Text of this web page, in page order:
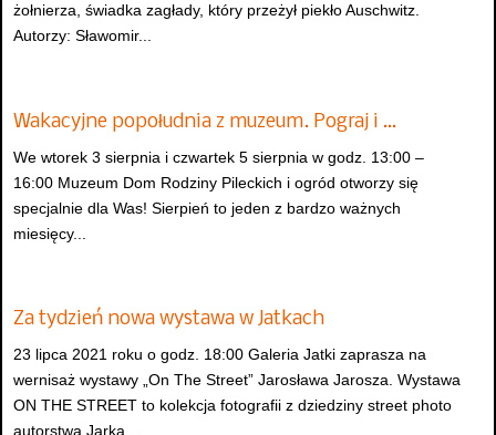
żołnierza, świadka zagłady, który przeżył piekło Auschwitz.
Autorzy: Sławomir...
Wakacyjne popołudnia z muzeum. Pograj i …
We wtorek 3 sierpnia i czwartek 5 sierpnia w godz. 13:00 –
16:00 Muzeum Dom Rodziny Pileckich i ogród otworzy się
specjalnie dla Was! Sierpień to jeden z bardzo ważnych
miesięcy...
Za tydzień nowa wystawa w Jatkach
23 lipca 2021 roku o godz. 18:00 Galeria Jatki zaprasza na
wernisaż wystawy „On The Street” Jarosława Jarosza. Wystawa
ON THE STREET to kolekcja fotografii z dziedziny street photo
autorstwa Jarka...